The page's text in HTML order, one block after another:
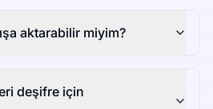
aktarabilir miyim?
deşifre için